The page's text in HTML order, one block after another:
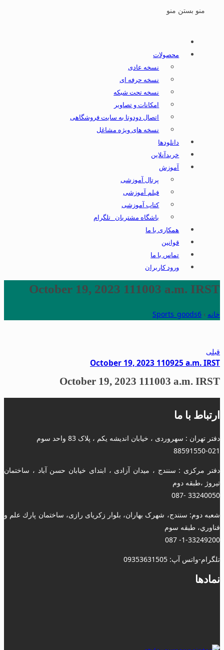
منو بستن منو
محصولات
نسخه عادی
نسخه حرفه ای
نسخه تحت شبکه
امکانات و تصاویر
اتصال دودوتا به سایت فروشگاهی
نسخه های ویژه مشاغل
دانلودها
خریدآنلاین
آموزش
پرتال آموزشی
فیلم آموزشی
کتاب آموزشی
باشگاه مشتریان _تلگرام
همکاری با ما
قوانین
تماس با ما
ورود کاربران
October 19, 2023 111003 a.m. IRST
خانه ›
Sports_goods6
قبلی
October 19, 2023 110925 a.m. IRST
October 19, 2023 111003 a.m. IRST
ارتباط با ما
دفتر تهران : سهروردی ، خیابان اندیشه یکم ، پلاک 83 واحد سوم
88591550-021
دفتر مرکزی : سنندج ، میدان آزادی ، ابتدای خیابان حسن آباد ، ساختمان
تیروژ ،طبقه دوم
33240050 -087
شعبه دوم: سنندج، شهرک بهاران، بلوار زکریای رازی، ساختمان پارك علم و
فناوري، طبقه سوم
1-33249200- 087
تلگرام-واتس آپ: 09353631505
نمادها